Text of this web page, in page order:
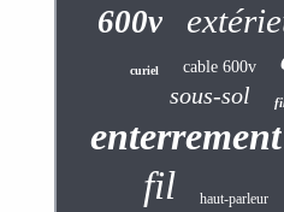
600v
curiel cable 600v
sous-sol
enterrement
fil haut-parleur